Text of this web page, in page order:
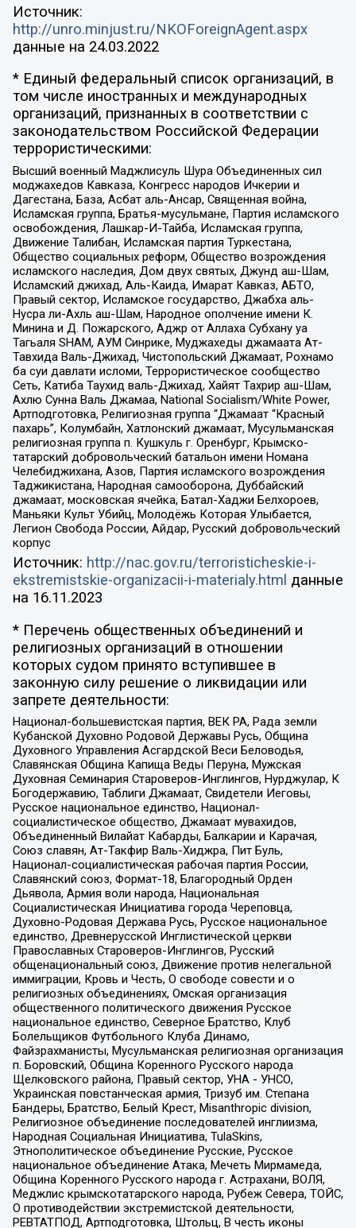
Источник:
http://unro.minjust.ru/NKOForeignAgent.aspx
данные на 24.03.2022
* Единый федеральный список организаций, в
том числе иностранных и международных
организаций, признанных в соответствии с
законодательством Российской Федерации
террористическими:
Высший военный Маджлисуль Шура Объединенных сил
моджахедов Кавказа, Конгресс народов Ичкерии и
Дагестана, База, Асбат аль-Ансар, Священная война,
Исламская группа, Братья-мусульмане, Партия исламского
освобождения, Лашкар-И-Тайба, Исламская группа,
Движение Талибан, Исламская партия Туркестана,
Общество социальных реформ, Общество возрождения
исламского наследия, Дом двух святых, Джунд аш-Шам,
Исламский джихад, Аль-Каида, Имарат Кавказ, АБТО,
Правый сектор, Исламское государство, Джабха аль-
Нусра ли-Ахль аш-Шам, Народное ополчение имени К.
Минина и Д. Пожарского, Аджр от Аллаха Субхану уа
Тагьаля SHAM, АУМ Синрике, Муджахеды джамаата Ат-
Тавхида Валь-Джихад, Чистопольский Джамаат, Рохнамо
ба суи давлати исломи, Террористическое сообщество
Сеть, Катиба Таухид валь-Джихад, Хайят Тахрир аш-Шам,
Ахлю Сунна Валь Джамаа, National Socialism/White Power,
Артподготовка, Религиозная группа “Джамаат “Красный
пахарь”, Колумбайн, Хатлонский джамаат, Мусульманская
религиозная группа п. Кушкуль г. Оренбург, Крымско-
татарский добровольческий батальон имени Номана
Челебиджихана, Азов, Партия исламского возрождения
Таджикистана, Народная самооборона, Дуббайский
джамаат, московская ячейка, Батал-Хаджи Белхороев,
Маньяки Культ Убийц, Молодёжь Которая Улыбается,
Легион Свобода России, Айдар, Русский добровольческий
корпус
Источник: http://nac.gov.ru/terroristicheskie-i-
ekstremistskie-organizacii-i-materialy.html данные
на 16.11.2023
* Перечень общественных объединений и
религиозных организаций в отношении
которых судом принято вступившее в
законную силу решение о ликвидации или
запрете деятельности:
Национал-большевистская партия, ВЕК РА, Рада земли
Кубанской Духовно Родовой Державы Русь, Община
Духовного Управления Асгардской Веси Беловодья,
Славянская Община Капища Веды Перуна, Мужская
Духовная Семинария Староверов-Инглингов, Нурджулар, К
Богодержавию, Таблиги Джамаат, Свидетели Иеговы,
Русское национальное единство, Национал-
социалистическое общество, Джамаат мувахидов,
Объединенный Вилайат Кабарды, Балкарии и Карачая,
Союз славян, Ат-Такфир Валь-Хиджра, Пит Буль,
Национал-социалистическая рабочая партия России,
Славянский союз, Формат-18, Благородный Орден
Дьявола, Армия воли народа, Национальная
Социалистическая Инициатива города Череповца,
Духовно-Родовая Держава Русь, Русское национальное
единство, Древнерусской Инглистической церкви
Православных Староверов-Инглингов, Русский
общенациональный союз, Движение против нелегальной
иммиграции, Кровь и Честь, О свободе совести и о
религиозных объединениях, Омская организация
общественного политического движения Русское
национальное единство, Северное Братство, Клуб
Болельщиков Футбольного Клуба Динамо,
Файзрахманисты, Мусульманская религиозная организация
п. Боровский, Община Коренного Русского народа
Щелковского района, Правый сектор, УНА - УНСО,
Украинская повстанческая армия, Тризуб им. Степана
Бандеры, Братство, Белый Крест, Misanthropic division,
Религиозное объединение последователей инглиизма,
Народная Социальная Инициатива, TulaSkins,
Этнополитическое объединение Русские, Русское
национальное объединение Атака, Мечеть Мирмамеда,
Община Коренного Русского народа г. Астрахани, ВОЛЯ,
Меджлис крымскотатарского народа, Рубеж Севера, ТОЙС,
О противодействии экстремистской деятельности,
РЕВТАТПОД, Артподготовка, Штольц, В честь иконы